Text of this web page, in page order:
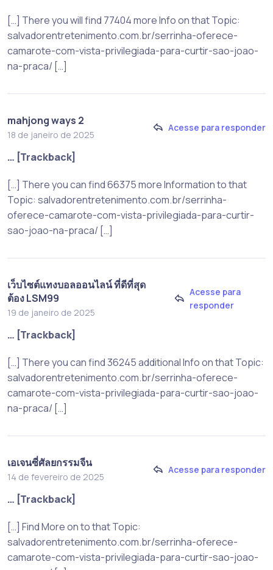
[…] There you will find 77404 more Info on that Topic:
salvadorentretenimento.com.br/serrinha-oferece-
camarote-com-vista-privilegiada-para-curtir-sao-joao-
na-praca/ […]
mahjong ways 2
18 de janeiro de 2025
Acesse para responder
… [Trackback]
[…] There you can find 66375 more Information to that
Topic: salvadorentretenimento.com.br/serrinha-
oferece-camarote-com-vista-privilegiada-para-curtir-
sao-joao-na-praca/ […]
เว็บไซต์แทงบอลออนไลน์ ที่ดีที่สุด
ต้อง LSM99
19 de janeiro de 2025
Acesse para
responder
… [Trackback]
[…] There you can find 36245 additional Info on that Topic:
salvadorentretenimento.com.br/serrinha-oferece-
camarote-com-vista-privilegiada-para-curtir-sao-joao-
na-praca/ […]
เอเจนซี่ศัลยกรรมจีน
14 de fevereiro de 2025
Acesse para responder
… [Trackback]
[…] Find More on to that Topic:
salvadorentretenimento.com.br/serrinha-oferece-
camarote-com-vista-privilegiada-para-curtir-sao-joao-